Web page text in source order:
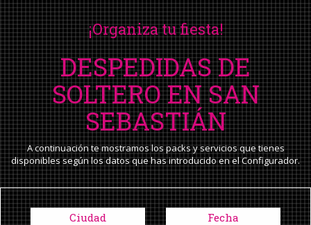
¡Organiza tu fiesta!
DESPEDIDAS DE
SOLTERO EN SAN
SEBASTIÁN
A continuación te mostramos los packs y servicios que tienes
disponibles según los datos que has introducido en el Configurador.
Ciudad Fecha